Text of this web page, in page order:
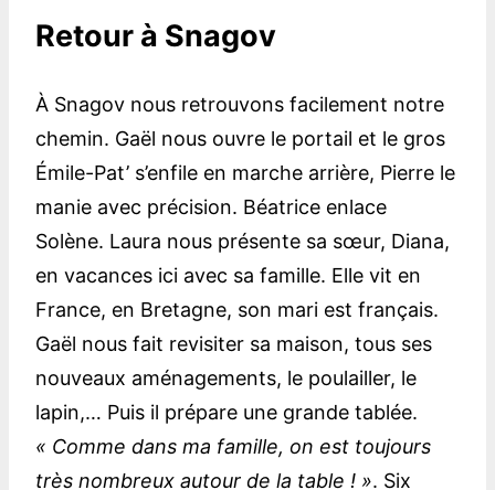
Retour à Snagov
À Snagov nous retrouvons facilement notre
chemin. Gaël nous ouvre le portail et le gros
Émile-Pat’ s’enfile en marche arrière, Pierre le
manie avec précision. Béatrice enlace
Solène. Laura nous présente sa sœur, Diana,
en vacances ici avec sa famille. Elle vit en
France, en Bretagne, son mari est français.
Gaël nous fait revisiter sa maison, tous ses
nouveaux aménagements, le poulailler, le
lapin,… Puis il prépare une grande tablée.
« Comme dans ma famille, on est toujours
très nombreux autour de la table ! ». Six